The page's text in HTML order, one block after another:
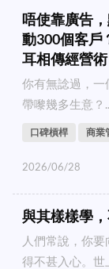
唔使靠廣告
動300個客戶
耳相傳經營術
你有無諗過，
帶嚟幾多生意？
口碑槓桿 商業
2026/06/28
與其樣樣學
人們常說，你
得不甚入心。世